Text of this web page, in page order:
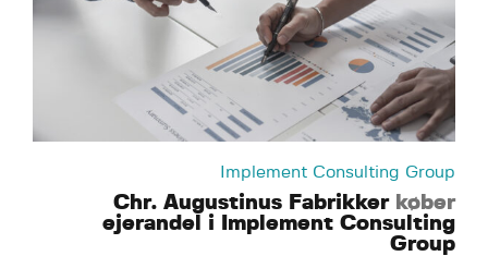
Implement Consulting Group
Chr. Augustinus Fabrikker køber
ejerandel i Implement Consulting
Group